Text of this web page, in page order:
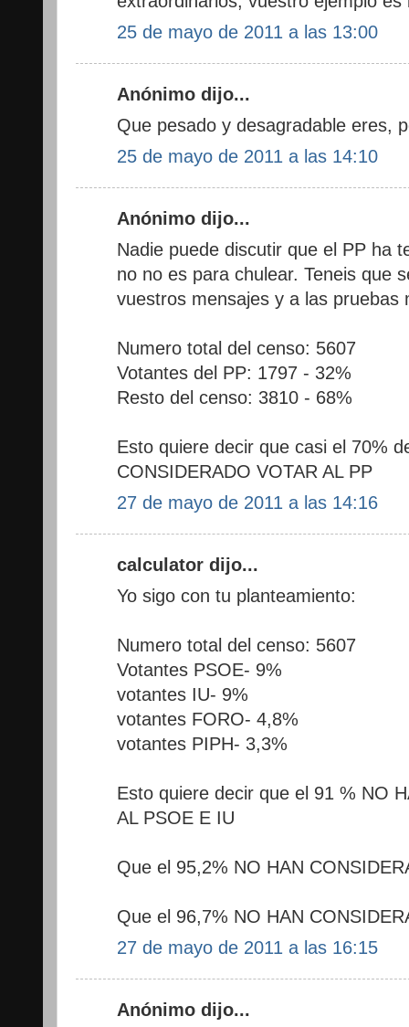
25 de mayo de 2011 a las 13:00
Anónimo dijo...
Que pesado y desagradable eres,
25 de mayo de 2011 a las 14:10
Anónimo dijo...
Nadie puede discutir que el PP ha
no no es para chulear. Teneis que
vuestros mensajes y a las pruebas
Numero total del censo: 5607
Votantes del PP: 1797 - 32%
Resto del censo: 3810 - 68%
Esto quiere decir que casi el 70%
CONSIDERADO VOTAR AL PP
27 de mayo de 2011 a las 14:16
calculator dijo...
Yo sigo con tu planteamiento:
Numero total del censo: 5607
Votantes PSOE- 9%
votantes IU- 9%
votantes FORO- 4,8%
votantes PIPH- 3,3%
Esto quiere decir que el 91 % NO
AL PSOE E IU
Que el 95,2% NO HAN
Que el 96,7% NO HAN
27 de mayo de 2011 a las 16:15
Anónimo dijo...